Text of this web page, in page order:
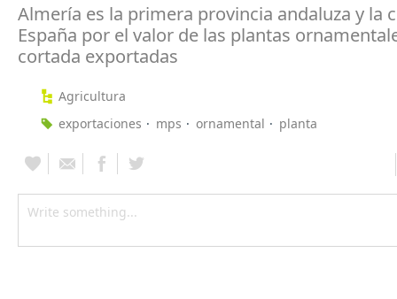
Almería es la primera provincia andaluza y la
España por el valor de las plantas
cortada exportadas
Agricultura
exportaciones
mps ornamental planta